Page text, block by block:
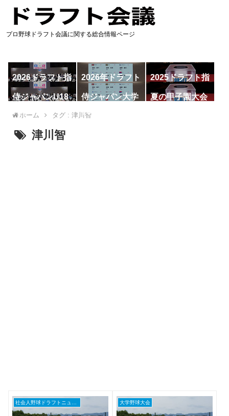
プロ野球ドラフト会議に関する総合情報ページ
2026ドラフト指
名予想
2026年ドラフト
候補
2025ドラフト指
名一覧
侍ジャパンU18
代表
侍ジャパン大学
代表
夏の甲子園大会
ホーム タグ : 津川智
津川智
大学野球大会